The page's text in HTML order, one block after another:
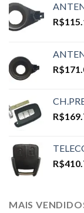
R$
R$
R$
R$
MAIS